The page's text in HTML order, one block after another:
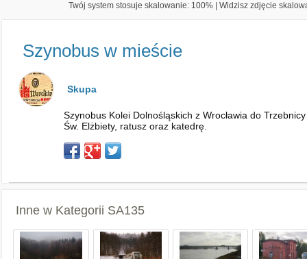
Twój system stosuje skalowanie: 100% | Widzisz zdjęcie
Szynobus w mieście
Skupa
Szynobus Kolei Dolnośląskich z Wrocławia do
Św. Elżbiety, ratusz oraz katedrę.
Inne w Kategorii SA135